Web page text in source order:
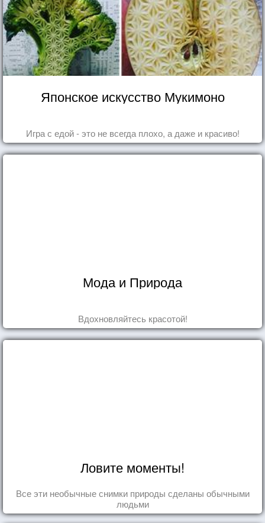
Японское искусство Мукимоно
Игра с едой - это не всегда плохо, а даже и красиво!
Мода и Природа
Вдохновляйтесь красотой!
Ловите моменты!
Все эти необычные снимки природы сделаны обычными
людьми